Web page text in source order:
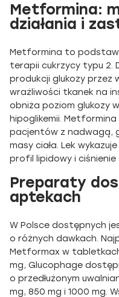
Metformina:
działania i
Metformina to
terapii cukrzycy typu 2.
produkcji glukozy
wrażliwości tkanek na
obniża poziom glukozy
hipoglikemii.
pacjentów z nadwagą,
masy ciała. Lek
profil lipidowy i
Preparaty
aptekach
W Polsce dostępnych
o różnych dawkach.
Metformax w
mg, Glucophage
o przedłużonym
mg, 850 mg i 1000 mg.